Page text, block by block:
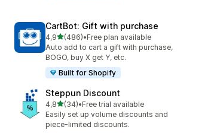
CartBot: Gift with purchase
4,9av 5 stjerner
(486)
Totalt 486 omtaler
•Free plan available
Auto add to cart a gift with purchase,
BOGO, buy X get Y, etc.
Built for Shopify
Steppun Discount
4,8av 5 stjerner
(34)
Totalt 34 omtaler
•Free trial available
Easily set up volume discounts and
piece-limited discounts.